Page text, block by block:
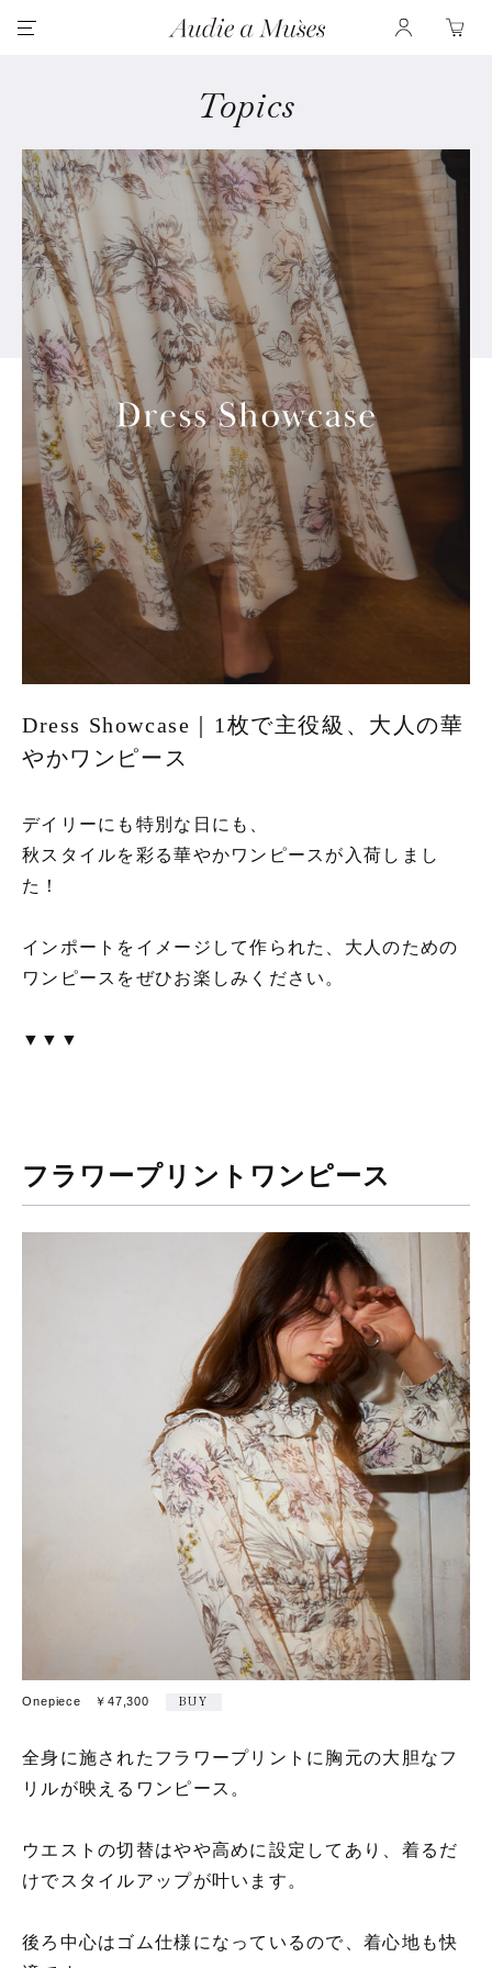
Topics
Dress Showcase｜1枚で主役級、大人の華
やかワンピース
デイリーにも特別な日にも、
秋スタイルを彩る華やかワンピースが入荷しまし
た！
インポートをイメージして作られた、大人のための
ワンピースをぜひお楽しみください。
▼▼▼
フラワープリントワンピース
Onepiece ￥47,300 BUY
全身に施されたフラワープリントに胸元の大胆なフ
リルが映えるワンピース。
ウエストの切替はやや高めに設定してあり、着るだ
けでスタイルアップが叶います。
後ろ中心はゴム仕様になっているので、着心地も快